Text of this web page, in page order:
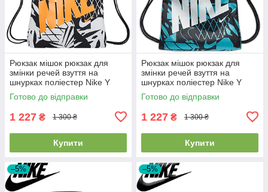
Рюкзак мішок рюкзак для
змінки речей взуття на
шнурках поліестер Nike Y
Drawstring Cat Aop 1 чорно-
помаранчевий
Готово до відправки
1 227 ₴ 1 300 ₴
Купити
Рюкзак мішок рюкзак для
змінки речей взуття на
шнурках поліестер Nike Y
Drawstring Cat Aop 1 чорно-
синій
Готово до відправки
1 227 ₴ 1 300 ₴
Купити
–5% –5%